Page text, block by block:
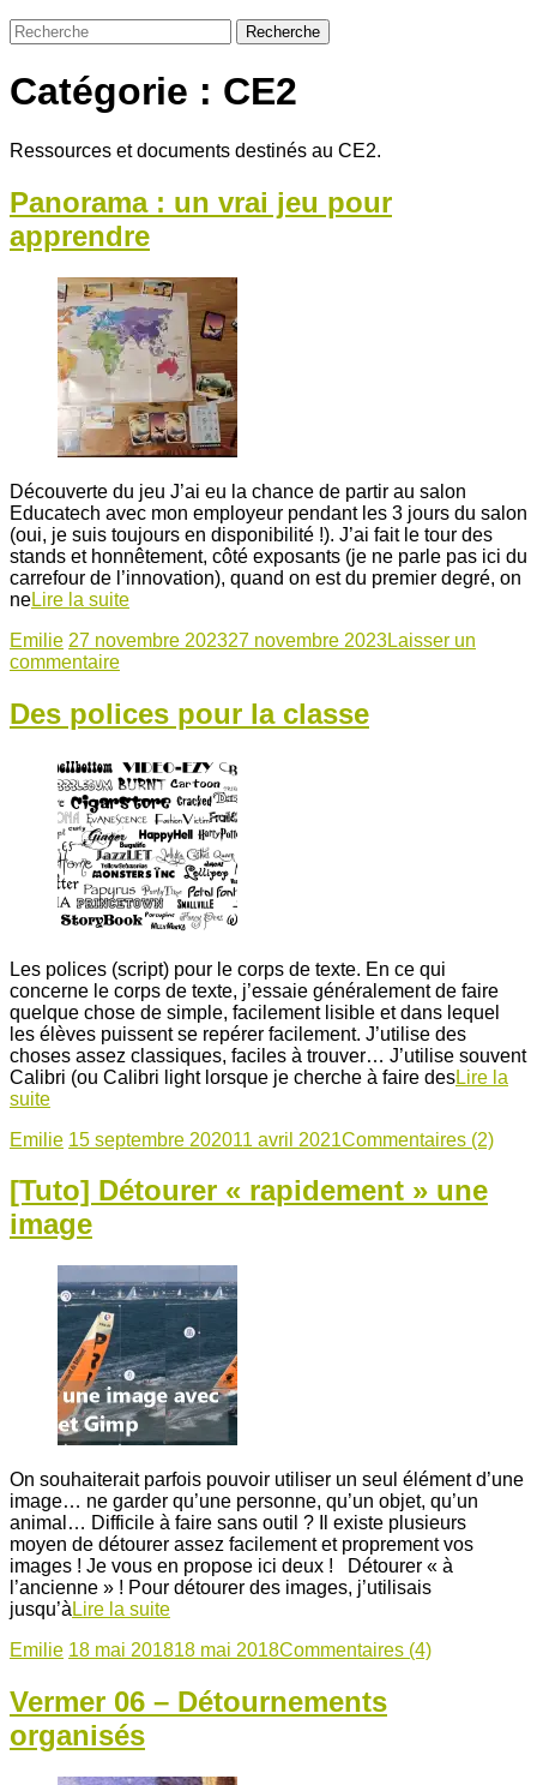
Catégorie : CE2
Ressources et documents destinés au CE2.
Panorama : un vrai jeu pour
apprendre
Découverte du jeu J’ai eu la chance de partir au salon
Educatech avec mon employeur pendant les 3 jours du salon
(oui, je suis toujours en disponibilité !). J’ai fait le tour des
stands et honnêtement, côté exposants (je ne parle pas ici du
carrefour de l’innovation), quand on est du premier degré, on
neLire la suite
Emilie 27 novembre 202327 novembre 2023Laisser un
commentaire
Des polices pour la classe
Les polices (script) pour le corps de texte. En ce qui
concerne le corps de texte, j’essaie généralement de faire
quelque chose de simple, facilement lisible et dans lequel
les élèves puissent se repérer facilement. J’utilise des
choses assez classiques, faciles à trouver… J’utilise souvent
Calibri (ou Calibri light lorsque je cherche à faire desLire la
suite
Emilie 15 septembre 202011 avril 2021Commentaires (2)
[Tuto] Détourer « rapidement » une
image
On souhaiterait parfois pouvoir utiliser un seul élément d’une
image… ne garder qu’une personne, qu’un objet, qu’un
animal… Difficile à faire sans outil ? Il existe plusieurs
moyen de détourer assez facilement et proprement vos
images ! Je vous en propose ici deux ! Détourer « à
l’ancienne » ! Pour détourer des images, j’utilisais
jusqu’à Lire la suite
Emilie 18 mai 201818 mai 2018Commentaires (4)
Vermer 06 – Détournements
organisés